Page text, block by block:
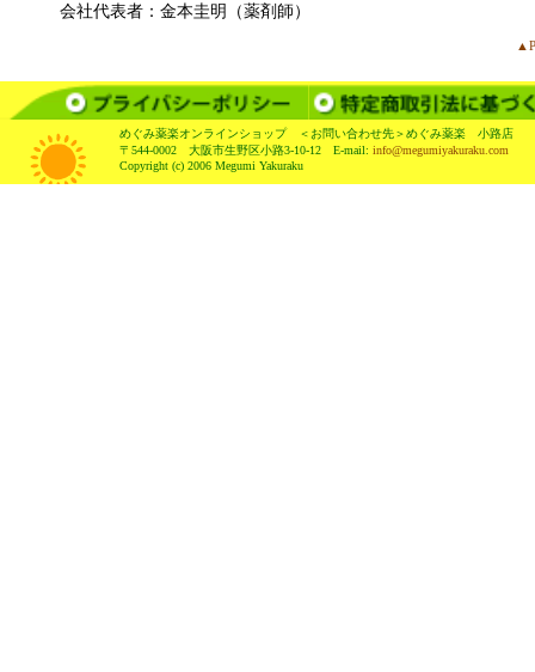
会社代表者：金本圭明（薬剤師）
めぐみ薬楽オンラインショップ ＜お問い合わせ先＞めぐみ薬楽 小路店
〒544-0002 大阪市生野区小路3-10-12 E-mail: info@megumiyakuraku.com
Copyright (c) 2006 Megumi Yakuraku